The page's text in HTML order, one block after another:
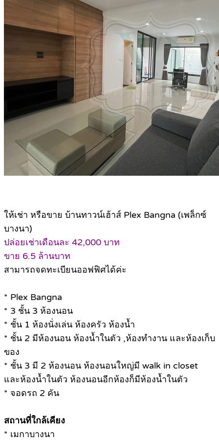
ให้เช่า หรือขาย บ้านทาวน์เฮ้าส์ Plex Bangna (เพล็กซ์
บางนา)
ปล่อยเช่าเดือนละ 42,000 บาท
ขาย 6.5 ล้านบาท
สามารถจดทะเบียนออฟฟิศได้ค่ะ
* Plex Bangna
* 3 ชั้น 3 ห้องนอน
* ชั้น 1 ห้องนั่งเล่น ห้องครัว ห้องน้ำ
* ชั้น 2 มีห้องนอน ห้องน้ำในตัว ,ห้องทำงาน และห้องเก็บ
ของ
* ชั้น 3 มี 2 ห้องนอน ห้องนอนใหญ่มี walk in closet
และห้องน้ำในตัว ห้องนอนอีกห้องก็มีห้องน้ำในตัว
* จอดรถ 2 คัน
สถานที่ใกล้เคียง
* เมกาบางนา